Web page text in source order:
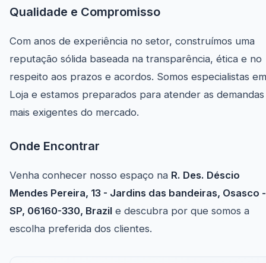
Qualidade e Compromisso
Com anos de experiência no setor, construímos uma
reputação sólida baseada na transparência, ética e no
respeito aos prazos e acordos. Somos especialistas em
Loja e estamos preparados para atender as demandas
mais exigentes do mercado.
Onde Encontrar
Venha conhecer nosso espaço na R. Des. Déscio
Mendes Pereira, 13 - Jardins das bandeiras, Osasco -
SP, 06160-330, Brazil e descubra por que somos a
escolha preferida dos clientes.